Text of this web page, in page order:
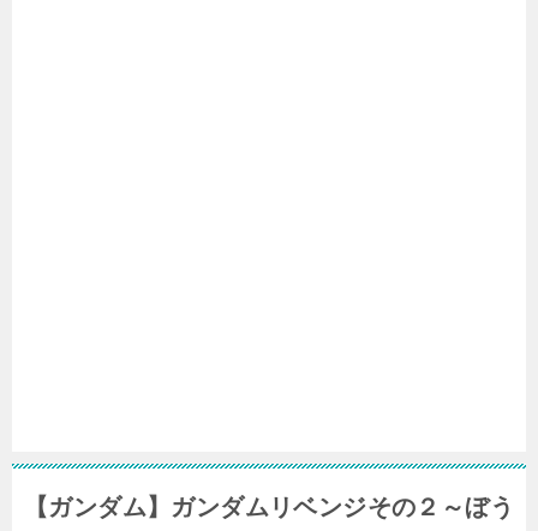
【ガンダム】ガンダムリベンジその２～ぼう